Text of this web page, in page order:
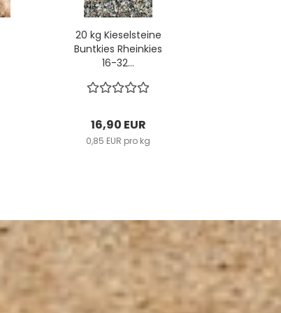
20 kg Kieselsteine
Buntkies Rheinkies
16-32...
16,90 EUR
0,85 EUR pro kg